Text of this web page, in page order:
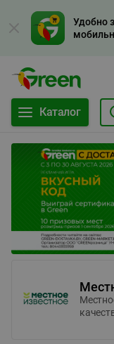
Удобно
Каталог